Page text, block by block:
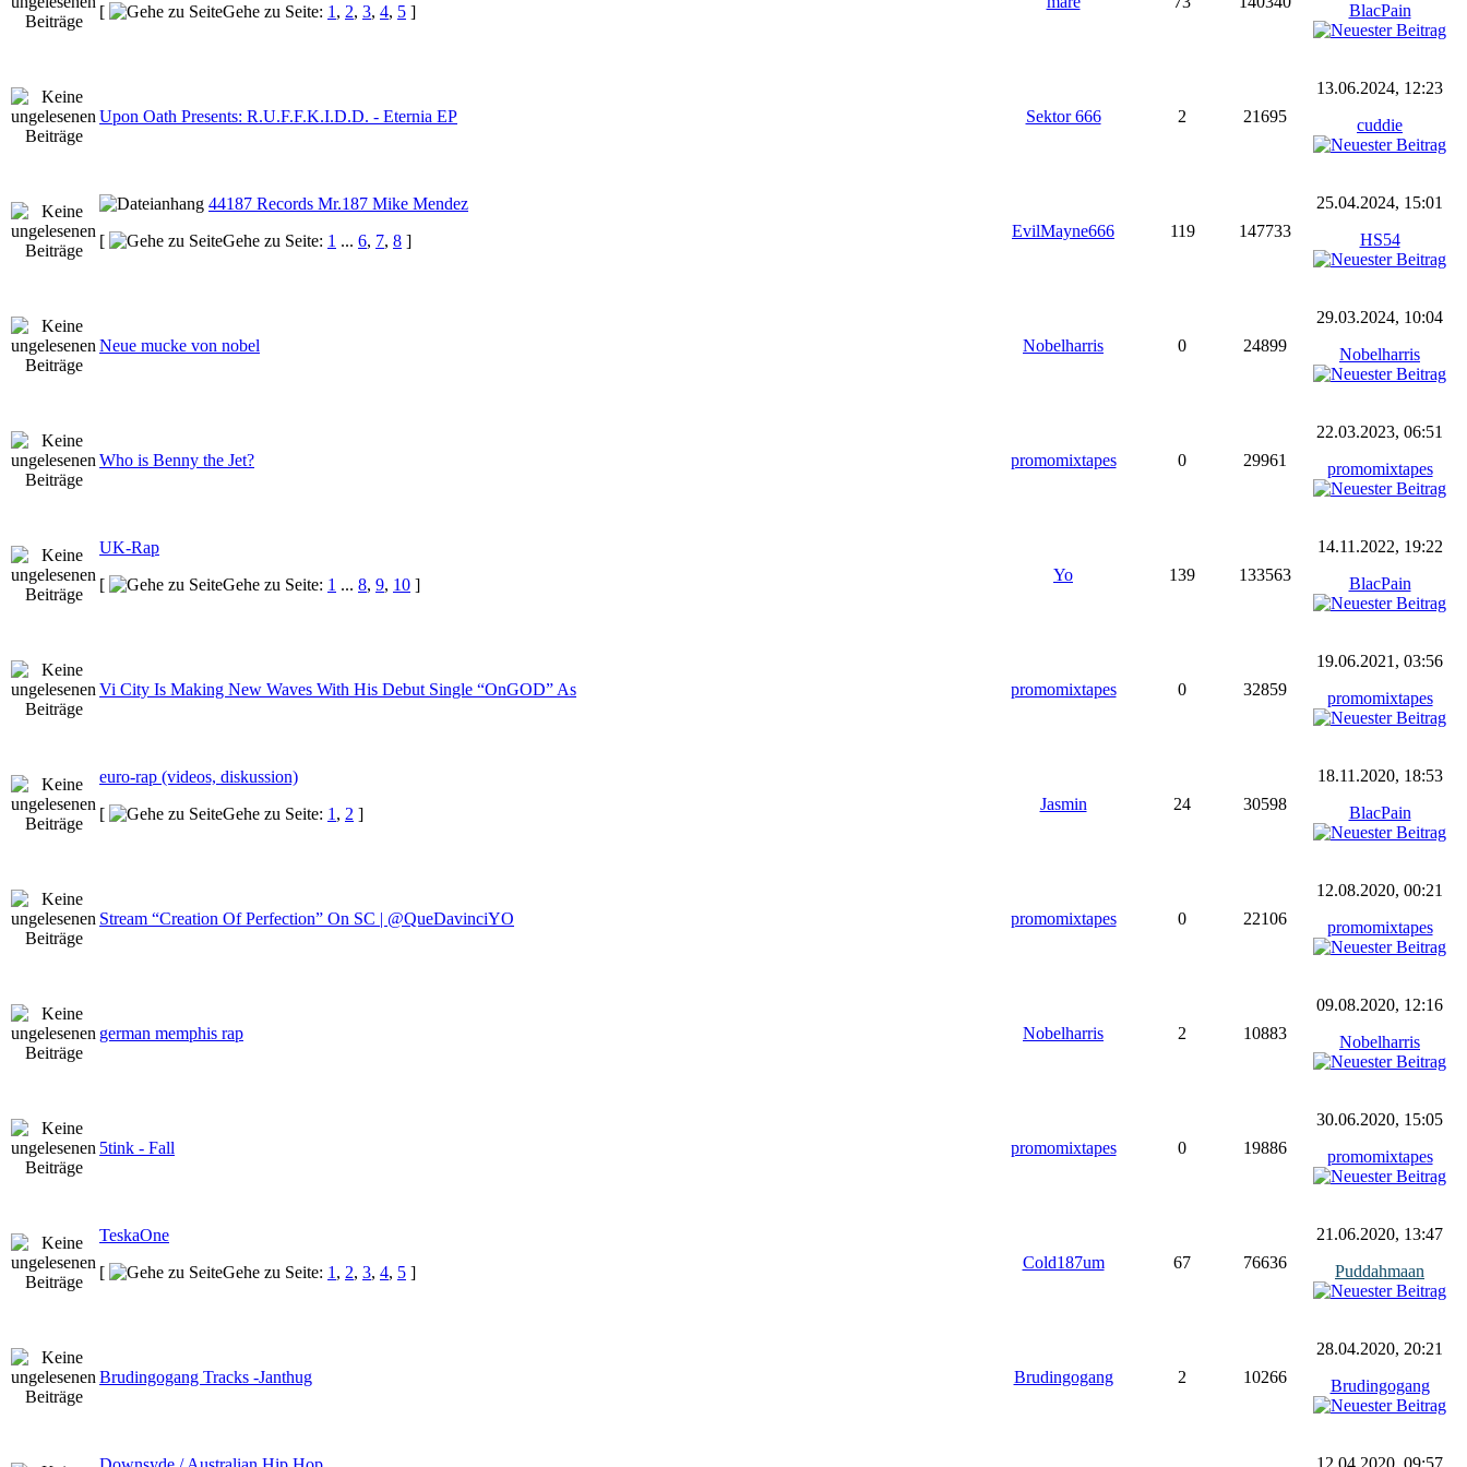
[ Gehe zu Seite: 1 , 2, 3, 4, 5 ] BlacPain
Upon Oath Presents: R.U.F.F.K.I.D.D. - Eternia EP Sektor 666 2 21695
13.06.2024, 12:23
cuddie
44187 Records Mr.187 Mike Mendez
[
Gehe zu Seite: 1 ... 6, 7, 8 ]
EvilMayne666 119 147733
25.04.2024, 15:01
HS54
Neue mucke von nobel Nobelharris 0 24899
29.03.2024, 10:04
Nobelharris
Who is Benny the Jet? promomixtapes 0 29961
22.03.2023, 06:51
promomixtapes
UK-Rap
[
Gehe zu Seite: 1 ... 8, 9, 10 ]
Yo 139 133563
14.11.2022, 19:22
BlacPain
Vi City Is Making New Waves With His Debut Single “OnGOD” As promomixtapes 0 32859
19.06.2021, 03:56
promomixtapes
euro-rap (videos, diskussion)
[
Gehe zu Seite: 1 , 2 ]
Jasmin 24 30598
18.11.2020, 18:53
BlacPain
Stream “Creation Of Perfection” On SC | @QueDavinciYO promomixtapes 0 22106
12.08.2020, 00:21
promomixtapes
german memphis rap Nobelharris 2 10883
09.08.2020, 12:16
Nobelharris
5tink - Fall promomixtapes 0 19886
30.06.2020, 15:05
promomixtapes
TeskaOne
[
Gehe zu Seite: 1 , 2, 3, 4, 5 ]
Cold187um 67 76636
21.06.2020, 13:47
Puddahmaan
Brudingogang Tracks -Janthug Brudingogang 2 10266
28.04.2020, 20:21
Brudingogang
12.04.2020, 09:57